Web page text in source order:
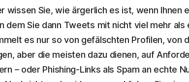
wissen Sie, wie ärgerlich es ist, wenn Ihnen
dem Sie dann Tweets mit nicht viel mehr als
es nur so von gefälschten Profilen, von
aber die meisten dazu dienen, auf
– oder Phishing-Links als Spam an echte